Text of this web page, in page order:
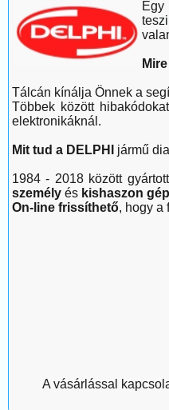
Egy
Tálcán kínálja Önnek a
Többek között
elektronikáknál.
Mit tud a DELPHI jármű
1984 - 2018 között
személy és kishaszon
On-line frissíthető, hogy a
A vásárlással